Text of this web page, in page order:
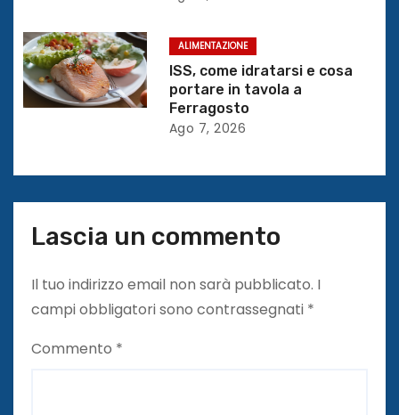
o
l
ALIMENTAZIONE
ISS, come idratarsi e cosa
portare in tavola a
Ferragosto
Ago 7, 2026
Lascia un commento
Il tuo indirizzo email non sarà pubblicato. I
campi obbligatori sono contrassegnati *
Commento *